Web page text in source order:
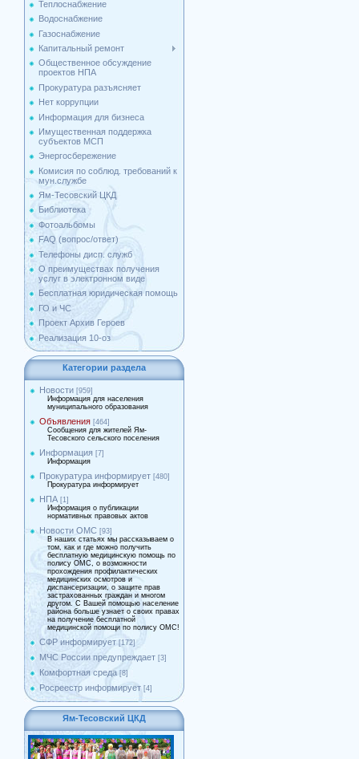
Теплоснабжение
Водоснабжение
Газоснабжение
Капитальный ремонт
Общественное обсуждение
проектов НПА
Прокуратура разъясняет
Нет коррупции
Информация для бизнеса
Имущественная поддержка
cубъектов МСП
Энергосбережение
Комисия по соблюд. требований к
мун.службе
Ям-Тесовский ЦКД
Библиотека
Фотоальбомы
FAQ (вопрос/ответ)
Телефоны дисп. служб
О преимуществах получения
услуг в электронном виде
Бесплатная юридическая помощь
ГО и ЧС
Проект Архив Героев
Реализация 10-оз
Категории раздела
Новости [959]
Информация для населения
муниципального образования
Объявления [464]
Сообщения для жителей Ям-
Тесовского сельского поселения
Информация [7]
Информация
Прокуратура информирует [480]
Прокуратура информирует
НПА [1]
Информация о публикации
нормативных правовых актов
Новости ОМС [93]
В наших статьях мы рассказываем о
том, как и где можно получить
бесплатную медицинскую помощь по
полису ОМС, о возможности
прохождения профилактических
медицинских осмотров и
диспансеризации, о защите прав
застрахованных граждан и многом
другом. С Вашей помощью население
района больше узнает о своих правах
на получение бесплатной
медицинской помощи по полису ОМС!
СФР информирует [172]
МЧС России предупреждает [3]
Комфортная среда [8]
Росреестр информирует [4]
Ям-Тесовский ЦКД